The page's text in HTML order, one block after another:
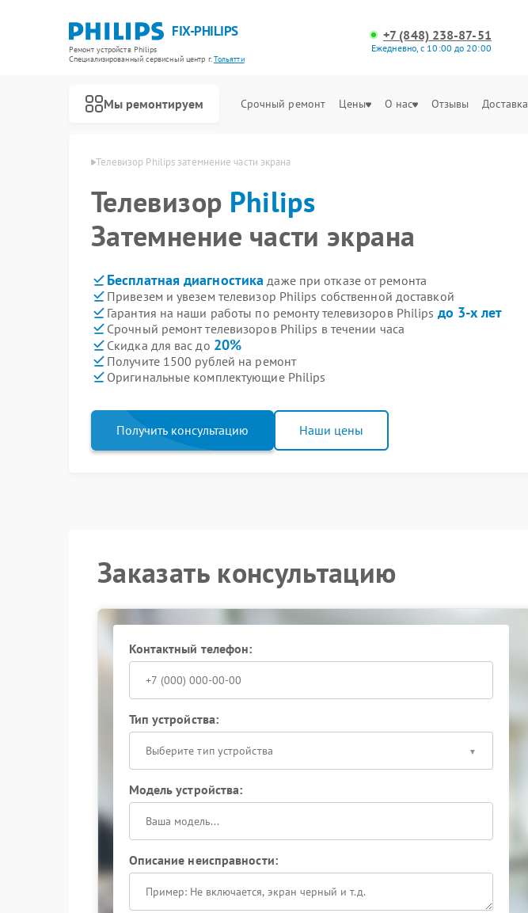
FIX-PHILIPS
Ремонт устройств Philips
Специализированный cервисный центр г.Тольятти
+7 (848) 238-87-51
Ежедневно, с 10:00 до 20:00
Мы ремонтируем Срочный ремонт Цены О нас Отзывы Доставка
Philips в Тольятти Телевизор Philips затемнение части экрана
Телевизор Philips
Затемнение части экрана
Бесплатная диагностика даже при отказе от ремонта
Привезем и увезем телевизор Philips собственной доставкой
Гарантия на наши работы по ремонту телевизоров Philips до 3-х лет
Срочный ремонт телевизоров Philips в течении часа
Скидка для вас до 20%
Получите 1500 рублей на ремонт
Оригинальные комплектующие Philips
Получить консультацию Наши цены
Заказать консультацию
Контактный телефон:
Тип устройства:
Выберите тип устройства
Модель устройства:
Описание неисправности: